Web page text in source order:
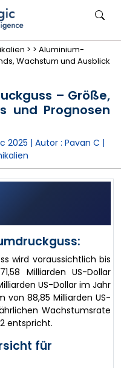
Versicherungen
> > Aluminium-
Wachstum und Ausblick
– Größe,
und Prognosen
2025 | Autor : Pavan C |
wird voraussichtlich bis
Milliarden US-Dollar
US-Dollar im Jahr
von 88,85 Milliarden US-
Wachstumsrate
entspricht.
für